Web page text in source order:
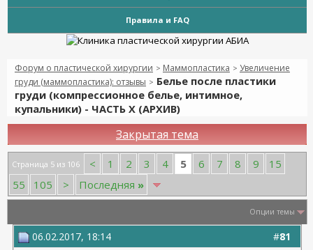
Правила и FAQ
Форум о пластической хирургии > Маммопластика > Увеличение
груди (маммопластика): отзывы > Белье после пластики
груди (компрессионное белье, интимное,
купальники) - ЧАСТЬ Х (АРХИВ)
Закрытая тема
Страница 5 из 106 < 1 2 3 4 5 6 7 8 9
15
55
105 > Последняя »
Опции темы
#81
06.02.2017, 18:14